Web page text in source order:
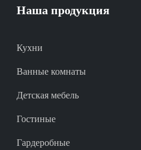
Наша продукция
Кухни
Ванные комнаты
Детская мебель
Гостиные
Гардеробные